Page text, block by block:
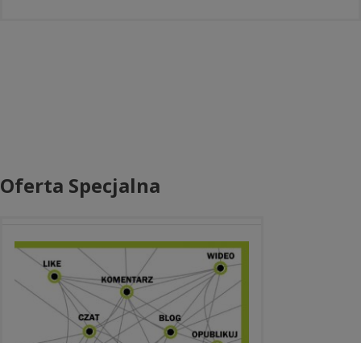
Oferta Specjalna